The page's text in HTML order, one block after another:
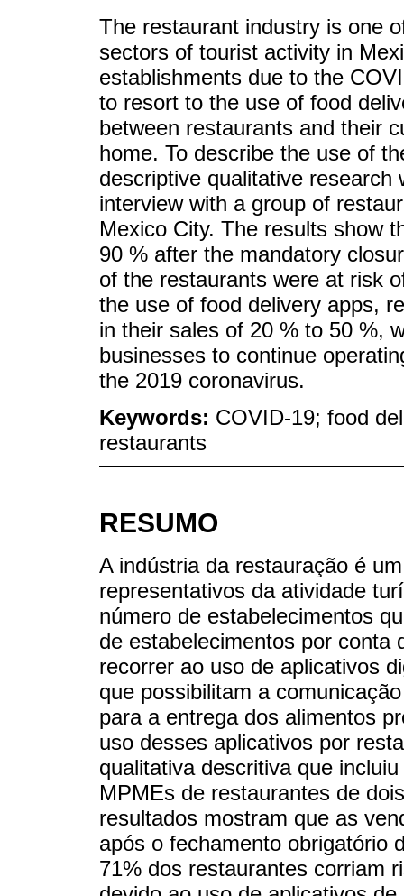
The restaurant industry is one
sectors of tourist activity in
establishments due to the
to resort to the use of food
between restaurants and their
home. To describe the use of
descriptive qualitative
interview with a group of
Mexico City. The results show
90 % after the mandatory
of the restaurants were at risk
the use of food delivery apps,
in their sales of 20 % to 50 %,
businesses to continue
the 2019 coronavirus.
Keywords: COVID-19; food
restaurants
RESUMO
A indústria da restauração é
representativos da atividade
número de estabelecimentos
de estabelecimentos por conta
recorrer ao uso de aplicativos
que possibilitam a
para a entrega dos alimentos
uso desses aplicativos por
qualitativa descritiva que
MPMEs de restaurantes de
resultados mostram que as
após o fechamento obrigatório
71% dos restaurantes corriam